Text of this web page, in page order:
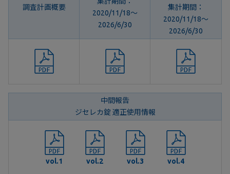
調査計画概要
2020/11/18～
2026/6/30
集計期間：
2020/11/18～
2026/6/30
中間報告
ジセレカ錠 適正使用情報
vol.1 vol.2 vol.3 vol.4